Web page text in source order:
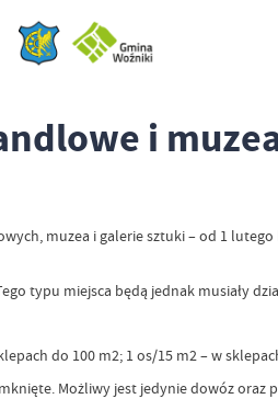
i
muzea i galerie sztuki – od 1
typu miejsca będą jednak musiały
do 100 m2; 1 os/15 m2 – w
Możliwy jest jedynie dowóz oraz